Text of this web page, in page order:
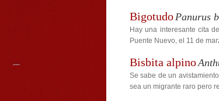
BigotudoPanurus
Hay una interesante cita
Puente Nuevo, el 11 de
Bisbita alpino
Se sabe de un
sea un migrante raro pero